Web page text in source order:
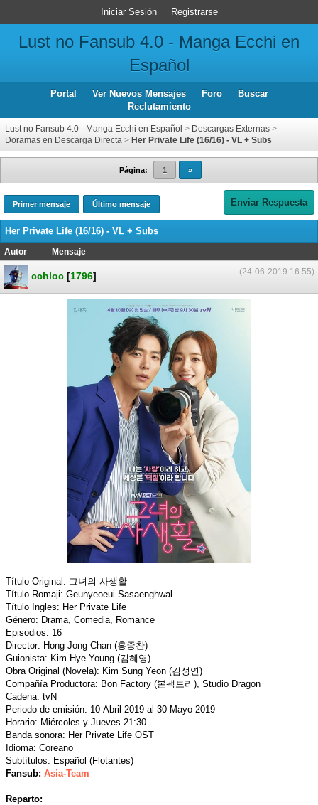
Iniciar Sesión Registrarse
Lust no Fansub 4.0 - Manga Ecchi en
Español
Portal Ver Nuevos Mensajes Foro
Buscar
Reclutamiento
Lust no Fansub 4.0 - Manga Ecchi en Español > Descargas Externas >
Doramas en Descarga Directa > Her Private Life (16/16) - VL + Subs
Página: 1 »
Primer mensaje Último mensaje Enviar Respuesta
Her Private Life (16/16) - VL + Subs
Autor
Mensaje
(24-06-2019 16:55)
cchloc [1796]
Título Original: 그녀의 사생활
Título Romaji: Geunyeoeui Sasaenghwal
Título Ingles: Her Private Life
Género: Drama, Comedia, Romance
Episodios: 16
Director: Hong Jong Chan (홍종찬)
Guionista: Kim Hye Young (김혜영)
Obra Original (Novela): Kim Sung Yeon (김성연)
Compañía Productora: Bon Factory (본팩토리), Studio Dragon
Cadena: tvN
Periodo de emisión: 10-Abril-2019 al 30-Mayo-2019
Horario: Miércoles y Jueves 21:30
Banda sonora: Her Private Life OST
Idioma: Coreano
Subtítulos: Español (Flotantes)
Fansub: Asia-Team
Reparto: